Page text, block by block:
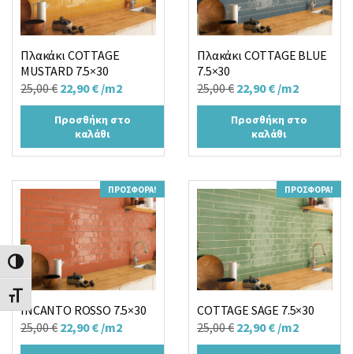
Εναλλαγή Υψηλής Αντίθεσης
Εναλλαγή Μεγέθους Γραμμάτων
Πλακάκι COTTAGE
MUSTARD 7.5×30
25,00€ Original
price
was:
22,90€Η
τρέχουσα
τιμή
/m2
Προσθήκη στο
καλάθι
Πλακάκι COTTAGE BLUE
7.5×30
25,00€ Original
price
was:
22,90€Η
τρέχουσα
τιμή
/m2
Προσθήκη στο
καλάθι
ΠΡΟΣΦΟΡΆ!
INCANTO ROSSO 7.5×30
25,00€ Original
price
22,90€Η
τρέχουσα
/m2
ΠΡΟΣΦΟΡΆ!
COTTAGE SAGE 7.5×30
25,00€ Original
price
22,90€Η
τρέχουσα
/m2